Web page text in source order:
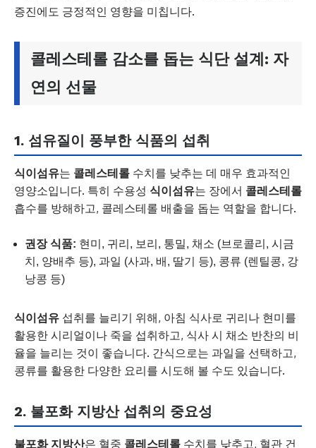
증진에도 긍정적인 영향을 미칩니다.
콜레스테롤 감소를 돕는 식단 설계: 자
연의 선물
1. 섬유질이 풍부한 식품의 섭취
식이섬유는 콜레스테롤 수치를 낮추는 데 매우 효과적인
영양소입니다. 특히 수용성 식이섬유는 장에서 콜레스테롤
흡수를 방해하고, 콜레스테롤 배출을 돕는 역할을 합니다.
권장 식품: 현미, 귀리, 보리, 통밀, 채소 (브로콜리, 시금
치, 양배추 등), 과일 (사과, 배, 딸기 등), 콩류 (렌틸콩, 강
낭콩 등)
식이섬유 섭취를 늘리기 위해, 아침 식사로 귀리나 현미를
활용한 시리얼이나 죽을 섭취하고, 식사 시 채소 반찬의 비
율을 늘리는 것이 좋습니다. 간식으로는 과일을 선택하고,
콩류를 활용한 다양한 요리를 시도해 볼 수도 있습니다.
2. 불포화 지방산 섭취의 중요성
불포화 지방산은 혈중 콜레스테롤 수치를 낮추고, 혈관 건